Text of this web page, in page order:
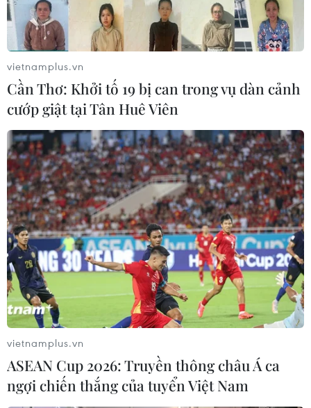
vietnamplus.vn
Cần Thơ: Khởi tố 19 bị can trong vụ dàn cảnh
cướp giật tại Tân Huê Viên
vietnamplus.vn
ASEAN Cup 2026: Truyền thông châu Á ca
ngợi chiến thắng của tuyển Việt Nam